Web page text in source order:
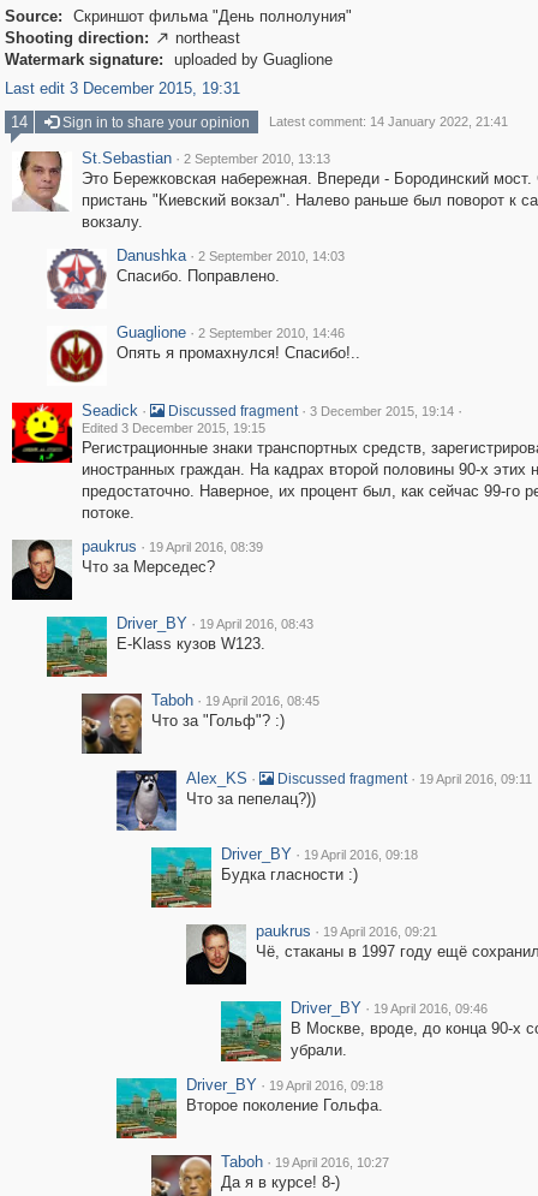
Source:
Скриншот фильма "День полнолуния"
Shooting direction:  northeast
Watermark signature:
uploaded by Guaglione
Last edit 3 December 2015, 19:31
14
Sign in to share your opinion Latest comment: 14 January 2022, 21:41
St.Sebastian · 2 September 2010, 13:13
Это Бережковская набережная. Впереди - Бородинский мост.
пристань "Киевский вокзал". Налево раньше был поворот к
вокзалу.
Danushka · 2 September 2010, 14:03
Спасибо. Поправлено.
Guaglione · 2 September 2010, 14:46
Опять я промахнулся! Спасибо!..
Seadick · Discussed fragment · 3 December 2015, 19:14 ·
Edited 3 December 2015, 19:15
Регистрационные знаки транспортных средств,
иностранных граждан. На кадрах второй половины 90-х этих
предостаточно. Наверное, их процент был, как сейчас 99-го
потоке.
paukrus · 19 April 2016, 08:39
Что за Мерседес?
Driver_BY · 19 April 2016, 08:43
E-Klass кузов W123.
Taboh · 19 April 2016, 08:45
Что за "Гольф"? :)
Alex_KS · Discussed fragment · 19 April 2016, 09:11
Что за пепелац?))
Driver_BY · 19 April 2016, 09:18
Будка гласности :)
paukrus · 19 April 2016, 09:21
Чё, стаканы в 1997 году ещё
Driver_BY · 19 April 2016, 09:46
В Москве, вроде, до конца 90-х
убрали.
Driver_BY · 19 April 2016, 09:18
Второе поколение Гольфа.
Taboh · 19 April 2016, 10:27
Да я в курсе! 8-)